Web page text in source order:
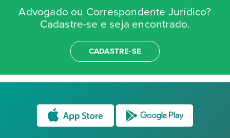
Advogado ou Correspondente Jurídico?
Cadastre-se e seja encontrado.
CADASTRE-SE